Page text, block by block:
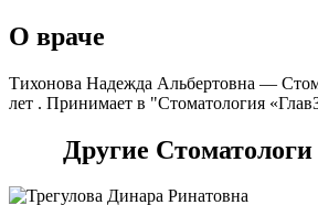
О враче
Тихонова Надежда Альбертовна —
лет . Принимает в "Стоматология
Другие